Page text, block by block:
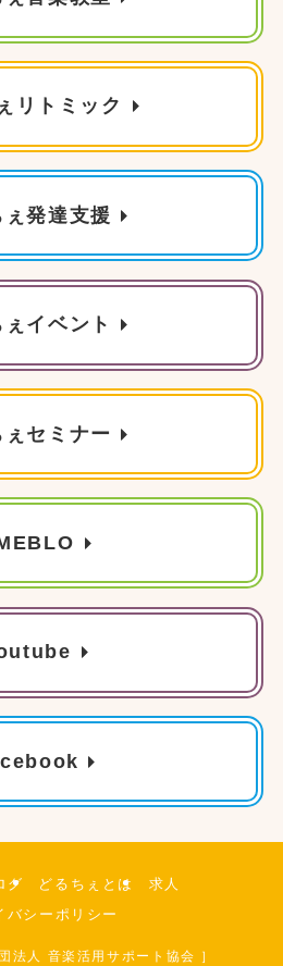
リトミック
ぇ発達支援
ぇイベント
ぇセミナー
グ どるちぇとは
求人
バシーポリシー
法人 音楽活用サポート協会 ］